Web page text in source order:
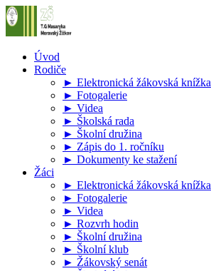
Úvod
Rodiče
► Elektronická žákovská knížka
► Fotogalerie
► Videa
► Školská rada
► Školní družina
► Zápis do 1. ročníku
► Dokumenty ke stažení
Žáci
► Elektronická žákovská knížka
► Fotogalerie
► Videa
► Rozvrh hodin
► Školní družina
► Školní klub
► Žákovský senát